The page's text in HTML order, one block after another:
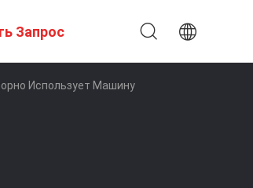
Запрос
Использует Машину